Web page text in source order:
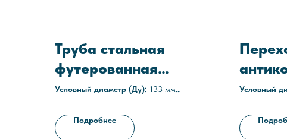
Труба стальная
футерованная
полиэтиленом (ПЭ)
Условный диаметр (Ду): 133 мм
Труба стальная:Электросварные,
бесшовные, прямошовны, ГОСТ 8732-78,
Подробнее
Условный
Толщина
Наружное